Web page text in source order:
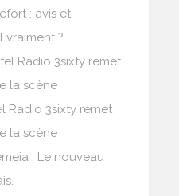
: avis et
vraiment ?
Radio 3sixty remet
la scène
Radio 3sixty remet
la scène
: Le nouveau